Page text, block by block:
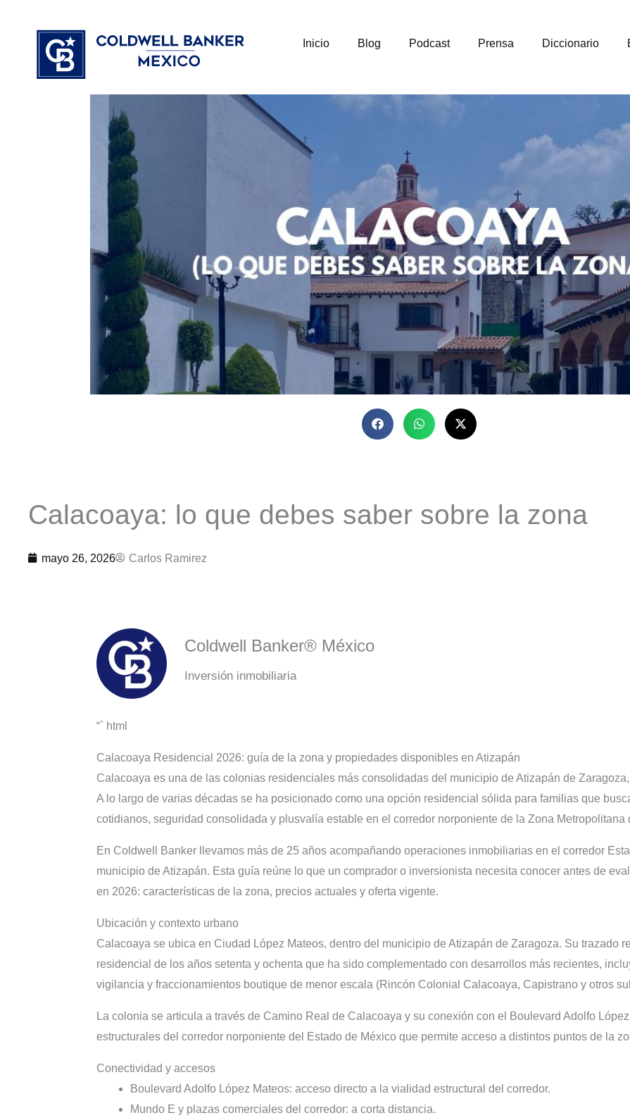
contenido
Inicio Blog Podcast Prensa Diccionario
Calacoaya: lo que debes saber sobre la zona
mayo 26, 2026 Carlos Ramirez
Coldwell Banker® México
Inversión inmobiliaria
“` html
Calacoaya Residencial 2026: guía de la zona y propiedades disponibles en Atizapán
Calacoaya es una de las colonias residenciales más consolidadas del municipio de Atizapán de
A lo largo de varias décadas se ha posicionado como una opción residencial sólida para familias que
cotidianos, seguridad consolidada y plusvalía estable en el corredor norponiente de la Zona Metropolitana
En Coldwell Banker llevamos más de 25 años acompañando operaciones inmobiliarias en el corredor
municipio de Atizapán. Esta guía reúne lo que un comprador o inversionista necesita conocer antes de
en 2026: características de la zona, precios actuales y oferta vigente.
Ubicación y contexto urbano
Calacoaya se ubica en Ciudad López Mateos, dentro del municipio de Atizapán de Zaragoza. Su trazado
residencial de los años setenta y ochenta que ha sido complementado con desarrollos más recientes,
vigilancia y fraccionamientos boutique de menor escala (Rincón Colonial Calacoaya, Capistrano y otros
La colonia se articula a través de Camino Real de Calacoaya y su conexión con el Boulevard Adolfo
estructurales del corredor norponiente del Estado de México que permite acceso a distintos puntos de la
Conectividad y accesos
Boulevard Adolfo López Mateos: acceso directo a la vialidad estructural del corredor.
Mundo E y plazas comerciales del corredor: a corta distancia.